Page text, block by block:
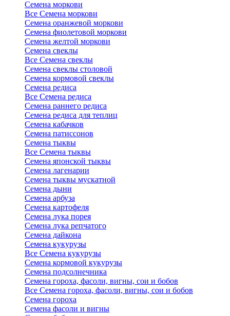
Семена моркови
Все Семена моркови
Семена оранжевой моркови
Семена фиолетовой моркови
Семена желтой моркови
Семена свеклы
Все Семена свеклы
Семена свеклы столовой
Семена кормовой свеклы
Семена редиса
Все Семена редиса
Семена раннего редиса
Семена редиса для теплиц
Семена кабачков
Семена патиссонов
Семена тыквы
Все Семена тыквы
Семена японской тыквы
Семена лагенарии
Семена тыквы мускатной
Семена дыни
Семена арбуза
Семена картофеля
Семена лука порея
Семена лука репчатого
Семена дайкона
Семена кукурузы
Все Семена кукурузы
Семена кормовой кукурузы
Семена подсолнечника
Семена гороха, фасоли, вигны, сои и бобов
Все Семена гороха, фасоли, вигны, сои и бобов
Семена гороха
Семена фасоли и вигны